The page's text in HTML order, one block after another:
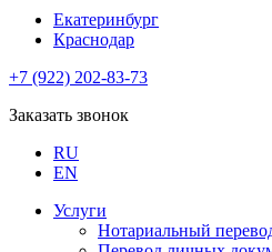
Екатеринбург
Краснодар
+7 (922) 202-83-73
Заказать звонок
RU
EN
Услуги
Нотариальный